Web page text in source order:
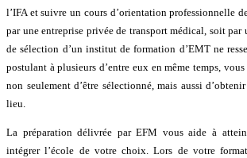
l’IFA et suivre un cours d’orientation professionnelle
par une entreprise privée de transport médical, soit par
de sélection d’un institut de formation d’EMT ne
postulant à plusieurs d’entre eux en même temps, vous
non seulement d’être sélectionné, mais aussi
lieu.
La préparation délivrée par EFM vous aide à
intégrer l’école de votre choix. Lors de votre